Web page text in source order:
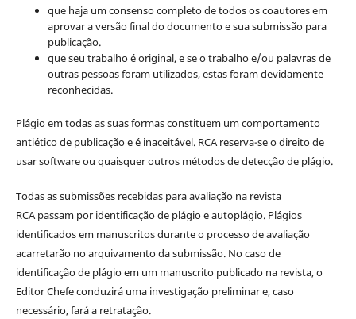
que haja um consenso completo de todos os coautores em
aprovar a versão final do documento e sua submissão para
publicação.
que seu trabalho é original, e se o trabalho e/ou palavras de
outras pessoas foram utilizados, estas foram devidamente
reconhecidas.
Plágio em todas as suas formas constituem um comportamento
antiético de publicação e é inaceitável. RCA reserva-se o direito de
usar software ou quaisquer outros métodos de detecção de plágio.
Todas as submissões recebidas para avaliação na revista
RCA passam por identificação de plágio e autoplágio. Plágios
identificados em manuscritos durante o processo de avaliação
acarretarão no arquivamento da submissão. No caso de
identificação de plágio em um manuscrito publicado na revista, o
Editor Chefe conduzirá uma investigação preliminar e, caso
necessário, fará a retratação.